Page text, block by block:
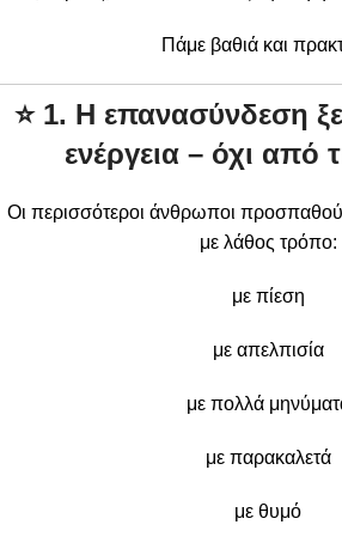
Πάμε βαθιά και
⭐ 1. Η επανασύνδεση
ενέργεια – όχι από
Οι περισσότεροι άνθρωποι
με λάθος τρόπο:
με πίεση
με απελπισία
με πολλά
με παρακαλετά
με θυμό